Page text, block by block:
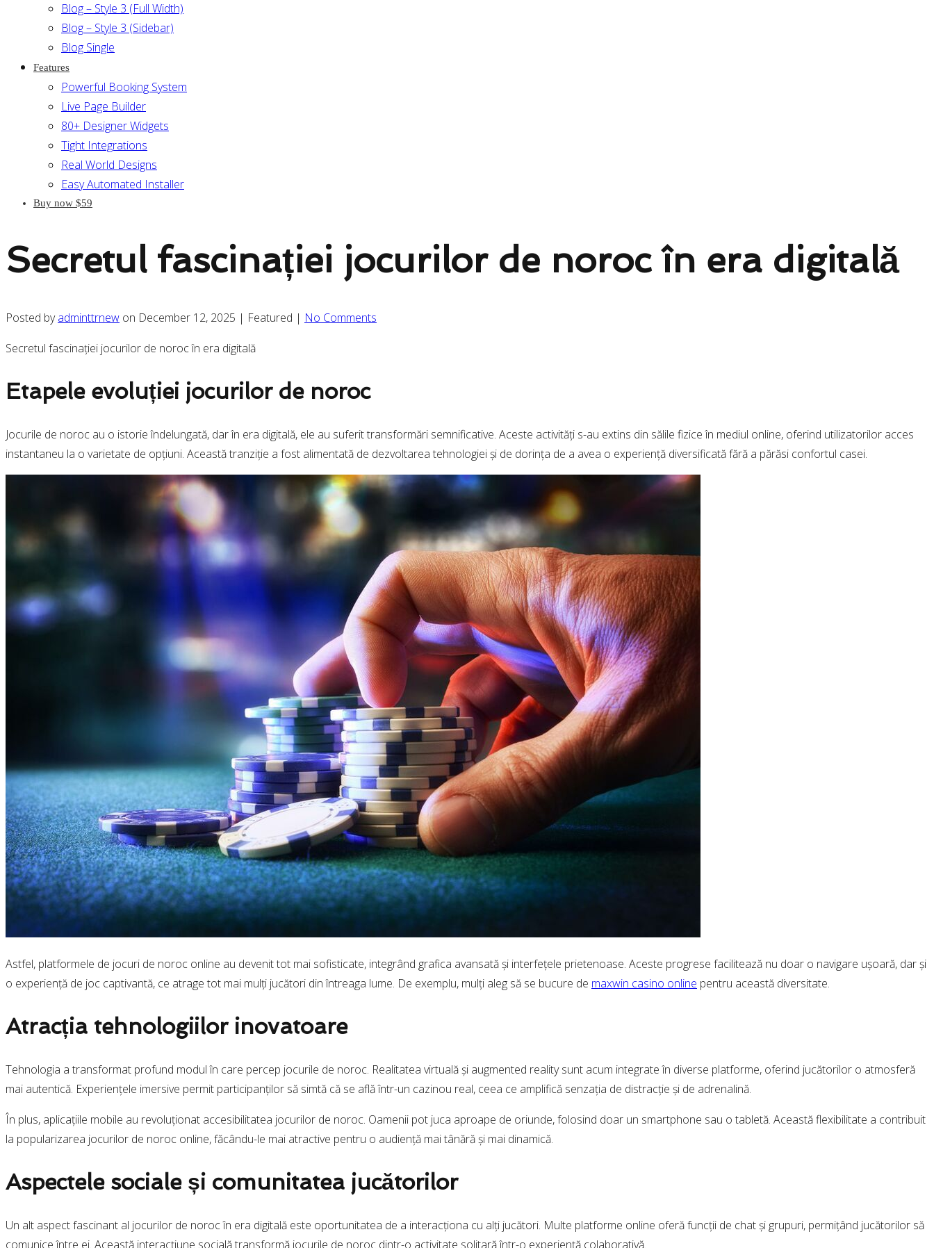
Blog – Style 3 (Full Width)
Blog – Style 3 (Sidebar)
Blog Single
Features
Powerful Booking System
Live Page Builder
80+ Designer Widgets
Tight Integrations
Real World Designs
Easy Automated Installer
Buy now $59
Secretul fascinației jocurilor de noroc în era digitală
Posted byadminttrnew on December 12, 2025 | Featured | No Comments
Secretul fascinației jocurilor de noroc în era digitală
Etapele evoluției jocurilor de noroc
Jocurile de noroc au o istorie îndelungată, dar în era digitală, ele au suferit transformări semnificative. Aceste activități s-au extins din sălile fizice în mediul online, oferind utilizatorilor acces
instantaneu la o varietate de opțiuni. Această tranziție a fost alimentată de dezvoltarea tehnologiei și de dorința de a avea o experiență diversificată fără a părăsi confortul casei.
Astfel, platformele de jocuri de noroc online au devenit tot mai sofisticate, integrând grafica avansată și interfețele prietenoase. Aceste progrese facilitează nu doar o navigare ușoară, dar și
o experiență de joc captivantă, ce atrage tot mai mulți jucători din întreaga lume. De exemplu, mulți aleg să se bucure de maxwin casino online pentru această diversitate.
Atracția tehnologiilor inovatoare
Tehnologia a transformat profund modul în care percep jocurile de noroc. Realitatea virtuală și augmented reality sunt acum integrate în diverse platforme, oferind jucătorilor o atmosferă
mai autentică. Experiențele imersive permit participanților să simtă că se află într-un cazinou real, ceea ce amplifică senzația de distracție și de adrenalină.
În plus, aplicațiile mobile au revoluționat accesibilitatea jocurilor de noroc. Oamenii pot juca aproape de oriunde, folosind doar un smartphone sau o tabletă. Această flexibilitate a contribuit
la popularizarea jocurilor de noroc online, făcându-le mai atractive pentru o audiență mai tânără și mai dinamică.
Aspectele sociale și comunitatea jucătorilor
Un alt aspect fascinant al jocurilor de noroc în era digitală este oportunitatea de a interacționa cu alți jucători. Multe platforme online oferă funcții de chat și grupuri, permițând jucătorilor să
comunice între ei. Această interacțiune socială transformă jocurile de noroc dintr-o activitate solitară într-o experiență colaborativă.